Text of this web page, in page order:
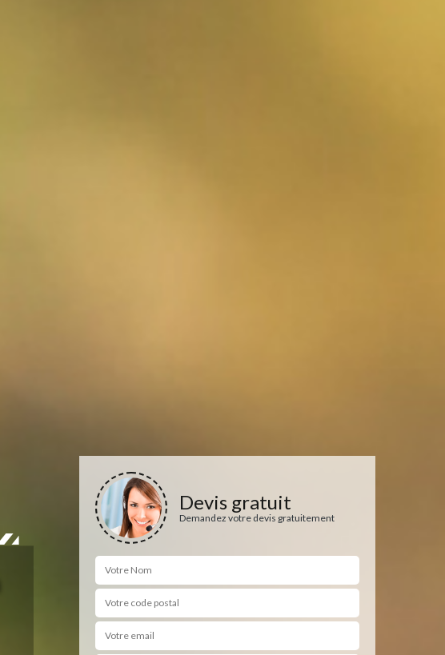
Devis gratuit
Demandez votre devis gratuitement